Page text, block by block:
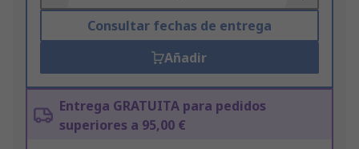
Consultar fechas de entrega
Añadir
Entrega GRATUITA para pedidos
superiores a 95,00 €